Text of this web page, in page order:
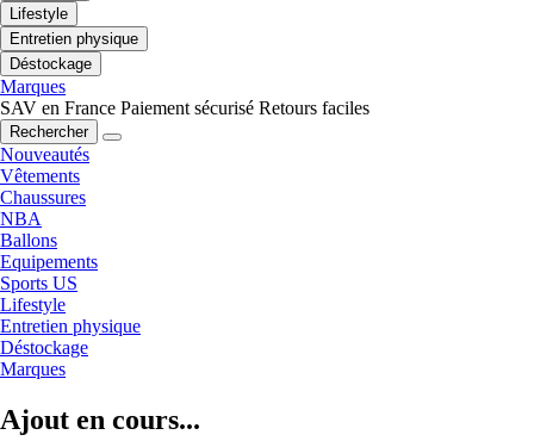
Lifestyle
Entretien physique
Déstockage
Marques
SAV en France Paiement sécurisé Retours faciles
Rechercher
Nouveautés
Vêtements
Chaussures
NBA
Ballons
Equipements
Sports US
Lifestyle
Entretien physique
Déstockage
Marques
Ajout en cours...